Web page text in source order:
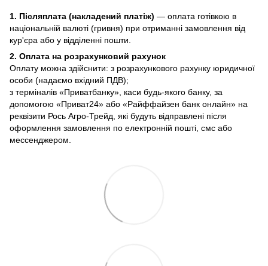
1. Післяплата (накладений платіж) — оплата готівкою в
національній валюті (гривня) при отриманні замовлення від
кур'єра або у відділенні пошти.
2. Оплата на розрахунковий рахунок
Оплату можна здійснити: з розрахункового рахунку юридичної
особи (надаємо вхідний ПДВ);
з терміналів «Приватбанку», каси будь-якого банку, за
допомогою «Приват24» або «Райффайзен банк онлайн» на
реквізити Рось Агро-Трейд, які будуть відправлені після
оформлення замовлення по електронній пошті, смс або
мессенджером.